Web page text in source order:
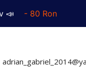
📣
- 80 Ron